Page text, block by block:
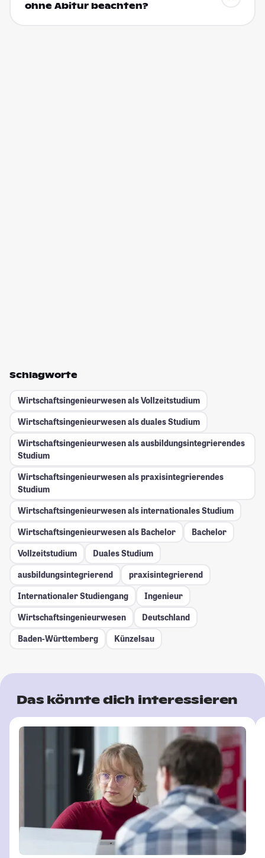
ohne Abitur beachten?
Schlagworte
Wirtschaftsingenieurwesen als Vollzeitstudium
Wirtschaftsingenieurwesen als duales Studium
Wirtschaftsingenieurwesen als ausbildungsintegrierendes
Studium
Wirtschaftsingenieurwesen als praxisintegrierendes
Studium
Wirtschaftsingenieurwesen als internationales Studium
Wirtschaftsingenieurwesen als Bachelor
Bachelor
Vollzeitstudium
Duales Studium
ausbildungsintegrierend
praxisintegrierend
Internationaler Studiengang
Ingenieur
Wirtschaftsingenieurwesen
Deutschland
Baden-Württemberg
Künzelsau
Das könnte dich interessieren